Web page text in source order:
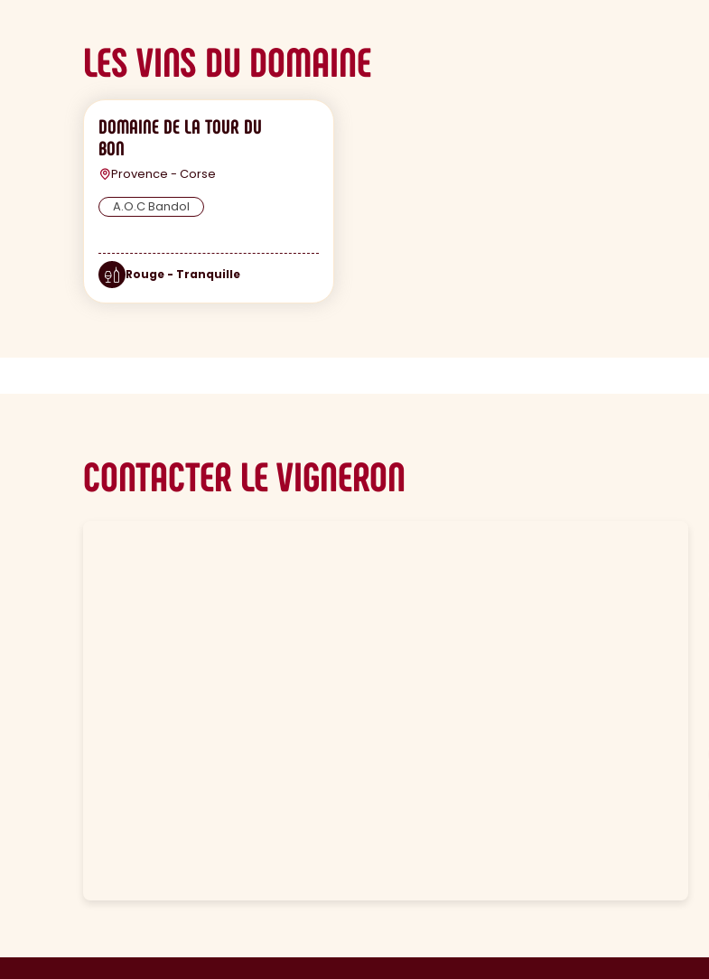
LES VINS DU DOMAINE
DOMAINE DE LA TOUR DU
BON
Provence - Corse
A.O.C Bandol
Rouge - Tranquille
CONTACTER LE VIGNERON